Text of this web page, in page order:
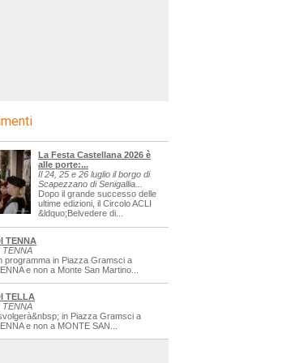
La Festa Castellana 2026 è
alle porte:...
Il 24, 25 e 26 luglio il borgo di
Scapezzano di Senigallia...
Dopo il grande successo delle
ultime edizioni, il Circolo ACLI
&ldquo;Belvedere di...
TENNA
TENNA
programma in Piazza Gramsci a
e non a Monte San Martino...
TELLA
TENNA
in Piazza Gramsci a
e non a MONTE SAN...